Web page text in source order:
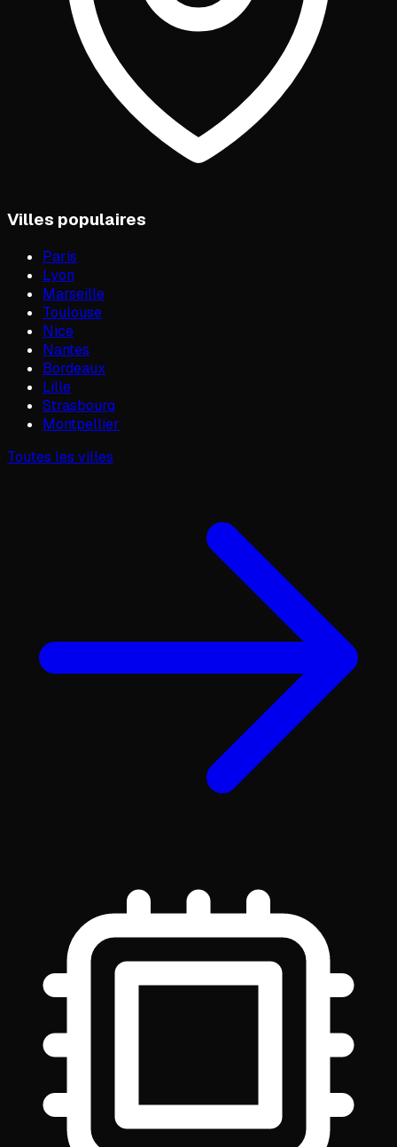
Villes populaires
Paris
Lyon
Marseille
Toulouse
Nice
Nantes
Bordeaux
Lille
Strasbourg
Montpellier
Toutes les villes